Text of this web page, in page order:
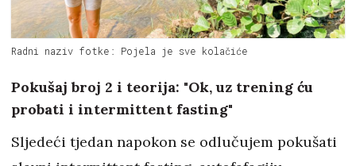
Radni naziv fotke: Pojela je sve kolačiće
Pokušaj broj 2 i teorija: "Ok, uz trening ću
probati i intermittent fasting"
Sljedeći tjedan napokon se odlučujem pokušati